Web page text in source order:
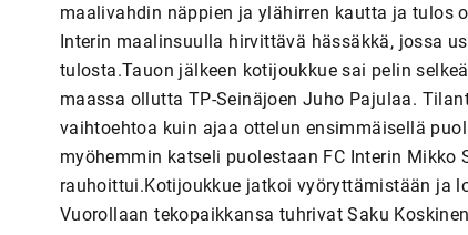
maalivahdin näppien ja ylähirren kautta ja tulos
Interin maalinsuulla hirvittävä hässäkkä, jossa
tulosta.Tauon jälkeen kotijoukkue sai pelin
maassa ollutta TP-Seinäjoen Juho Pajulaa.
vaihtoehtoa kuin ajaa ottelun ensimmäisellä
myöhemmin katseli puolestaan FC Interin
rauhoittui.Kotijoukkue jatkoi vyöryttämistään ja
Vuorollaan tekopaikkansa tuhrivat Saku